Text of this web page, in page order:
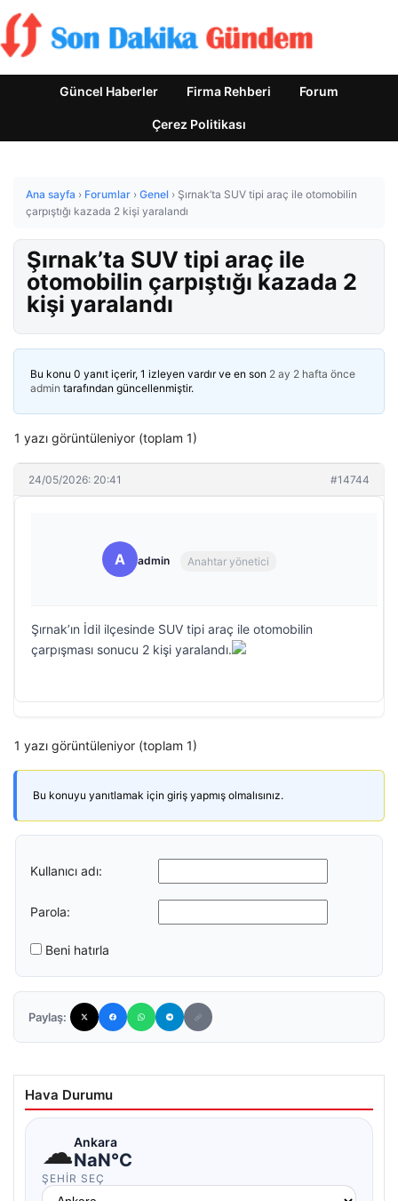
Güncel Haberler Firma Rehberi Forum
Çerez Politikası
Ana sayfa › Forumlar › Genel › Şırnak’ta SUV tipi araç ile otomobilin
çarpıştığı kazada 2 kişi yaralandı
Şırnak’ta SUV tipi araç ile
otomobilin çarpıştığı kazada 2
kişi yaralandı
Bu konu 0 yanıt içerir, 1 izleyen vardır ve en son 2 ay 2 hafta önce
admin tarafından güncellenmiştir.
1 yazı görüntüleniyor (toplam 1)
24/05/2026: 20:41 #14744
A admin Anahtar yönetici
Şırnak’ın İdil ilçesinde SUV tipi araç ile otomobilin
çarpışması sonucu 2 kişi yaralandı.
1 yazı görüntüleniyor (toplam 1)
Bu konuyu yanıtlamak için giriş yapmış olmalısınız.
Kullanıcı adı:
Parola:
Beni hatırla
Paylaş:
Hava Durumu
☁Ankara
NaN°C
ŞEHIR SEÇ